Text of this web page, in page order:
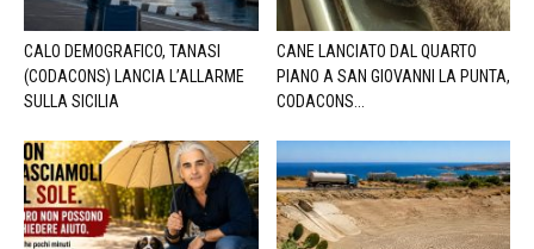
CALO DEMOGRAFICO, TANASI
(CODACONS) LANCIA L’ALLARME
SULLA SICILIA
CANE LANCIATO DAL QUARTO
PIANO A SAN GIOVANNI LA PUNTA,
CODACONS...